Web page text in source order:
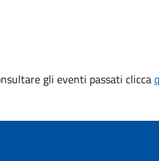
gli eventi passati clicca